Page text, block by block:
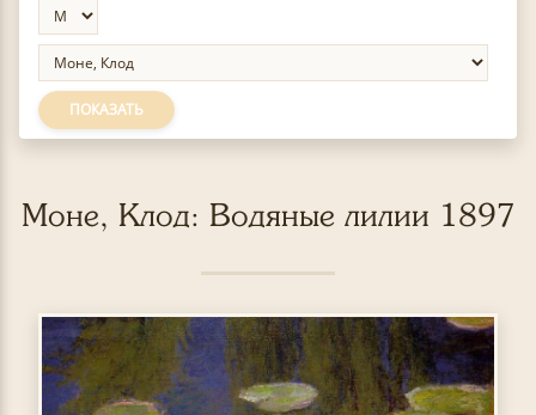
ПОКАЗАТЬ
Моне, Клод: Водяные лилии 1897